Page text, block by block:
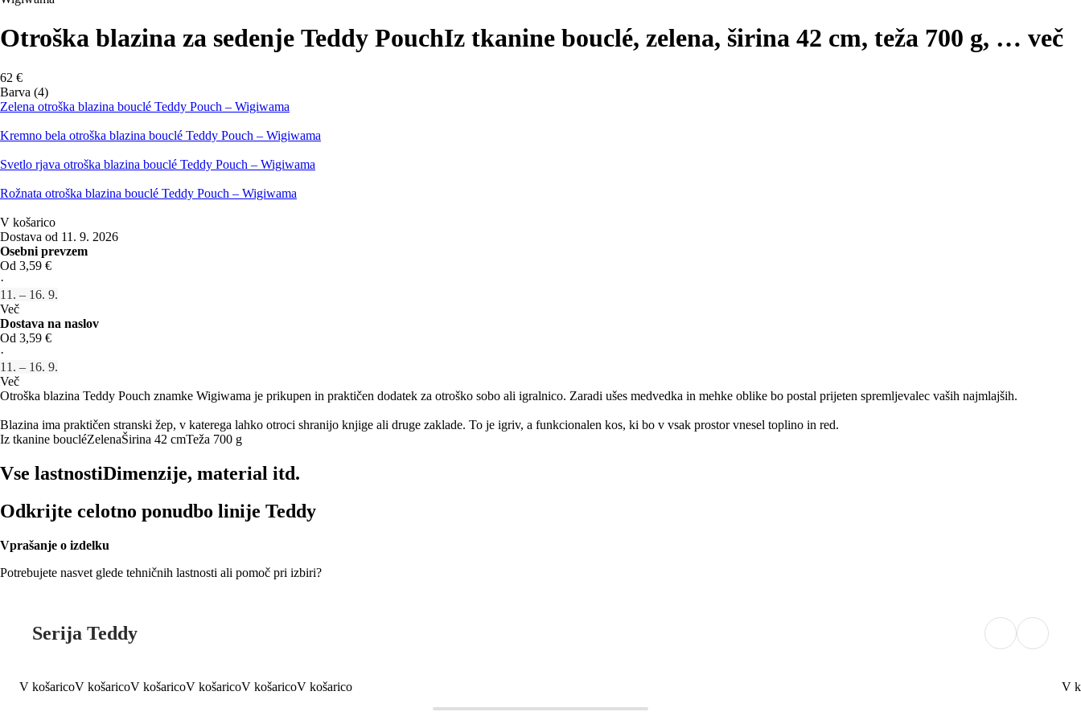
Otroška blazina za sedenje Teddy PouchIz tkanine bouclé, zelena, širina 42 cm, teža 700 g, … več
62 €
Barva (4)
Zelena otroška blazina bouclé Teddy Pouch – Wigiwama
Kremno bela otroška blazina bouclé Teddy Pouch – Wigiwama
Svetlo rjava otroška blazina bouclé Teddy Pouch – Wigiwama
Rožnata otroška blazina bouclé Teddy Pouch – Wigiwama
V košarico
Dostava od 11. 9. 2026
Osebni prevzem
Od 3,59 €
·
11. – 16. 9.
Več
Dostava na naslov
Od 3,59 €
·
11. – 16. 9.
Več
Otroška blazina Teddy Pouch znamke Wigiwama je prikupen in praktičen dodatek za otroško sobo ali igralnico. Zaradi ušes medvedka in mehke oblike bo postal prijeten spremljevalec vaših najmlajših.
Blazina ima praktičen stranski žep, v katerega lahko otroci shranijo knjige ali druge zaklade. To je igriv, a funkcionalen kos, ki bo v vsak prostor vnesel toplino in red.
Iz tkanine boucléZelenaŠirina 42 cmTeža 700 g
Vse lastnostiDimenzije, material itd.
Odkrijte celotno ponudbo linije Teddy
Vprašanje o izdelku
Potrebujete nasvet glede tehničnih lastnosti ali pomoč pri izbiri?
Serija Teddy
V košaricoV košaricoV košaricoV košaricoV košaricoV košarico V